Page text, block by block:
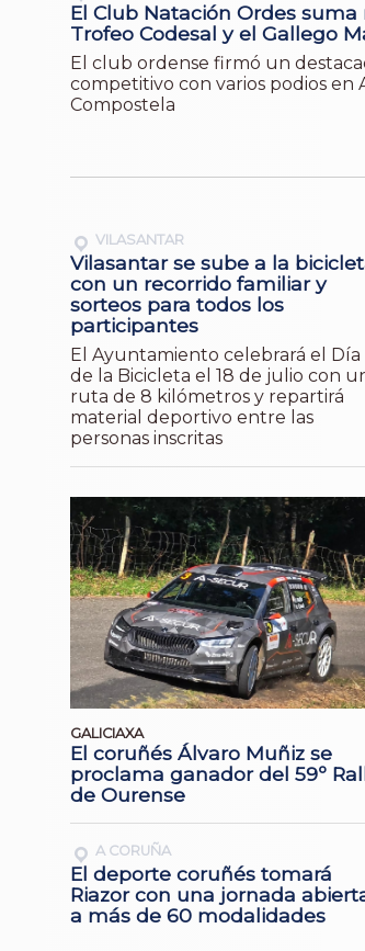
El Club Natación Ordes
Trofeo Codesal y el Gallego
El club ordense firmó un
competitivo con varios podios en
Compostela
VILASANTAR
Vilasantar se sube a la
con un recorrido familiar y
sorteos para todos los
participantes
El Ayuntamiento celebrará el Día
de la Bicicleta el 18 de julio con
ruta de 8 kilómetros y repartirá
material deportivo entre las
personas inscritas
GALICIAXA
El coruñés Álvaro Muñiz se
proclama ganador del 59º
de Ourense
A CORUÑA
El deporte coruñés tomará
Riazor con una jornada
a más de 60 modalidades